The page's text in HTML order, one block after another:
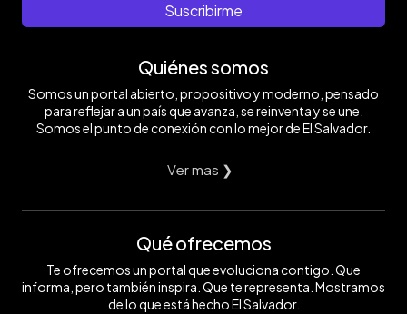
Suscribirme
Quiénes somos
Somos un portal abierto, propositivo y moderno, pensado
para reflejar a un país que avanza, se reinventa y se une.
Somos el punto de conexión con lo mejor de El Salvador.
Ver mas ❯
Qué ofrecemos
Te ofrecemos un portal que evoluciona contigo. Que
informa, pero también inspira. Que te representa. Mostramos
de lo que está hecho El Salvador.